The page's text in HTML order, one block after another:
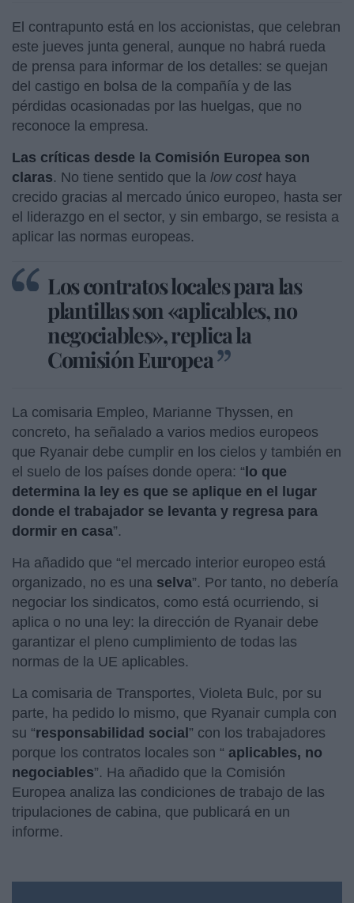
El contrapunto está en los accionistas, que celebran
este jueves junta general, aunque no habrá rueda
de prensa para informar de los detalles: se quejan
del castigo en bolsa de la compañía y de las
pérdidas ocasionadas por las huelgas, que no
reconoce la empresa.
Las críticas desde la Comisión Europea son
claras. No tiene sentido que la low costhaya
crecido gracias al mercado único europeo, hasta ser
el liderazgo en el sector, y sin embargo, se resista a
aplicar las normas europeas.
Los contratos locales para las
plantillas son «aplicables, no
negociables», replica la
Comisión Europea
La comisaria Empleo, Marianne Thyssen, en
concreto, ha señalado a varios medios europeos
que Ryanair debe cumplir en los cielos y también en
el suelo de los países donde opera: “lo que
determina la ley es que se aplique en el lugar
donde el trabajador se levanta y regresa para
dormir en casa”.
Ha añadido que “el mercado interior europeo está
organizado, no es una selva”. Por tanto, no debería
negociar los sindicatos, como está ocurriendo, si
aplica o no una ley: la dirección de Ryanair debe
garantizar el pleno cumplimiento de todas las
normas de la UE aplicables.
La comisaria de Transportes, Violeta Bulc, por su
parte, ha pedido lo mismo, que Ryanair cumpla con
su “responsabilidad social” con los trabajadores
porque los contratos locales son “ aplicables, no
negociables”. Ha añadido que la Comisión
Europea analiza las condiciones de trabajo de las
tripulaciones de cabina, que publicará en un
informe.